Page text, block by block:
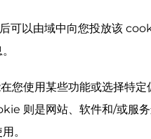
可以由域中向您投放该
您使用某些功能或选择特定
则是网站、软件和/或服
。